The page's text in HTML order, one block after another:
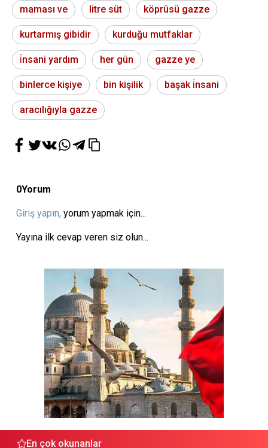
maması ve litre süt köprüsü gazze
kurtarmış gibidir kurduğu mutfaklar
i̇nsani yardım her gün gazze ye
binlerce kişiye bin kişilik başak i̇nsani
aracılığıyla gazze
0Yorum
Giriş yapın, yorum yapmak için...
Yayına ilk cevap veren siz olun...
En çok okunanlar